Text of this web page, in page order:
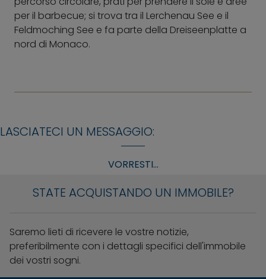
per il barbecue; si trova tra il Lerchenau See e il
Feldmoching See e fa parte della Dreiseenplatte a
nord di Monaco.
LASCIATECI UN MESSAGGIO:
VORRESTI...
STATE ACQUISTANDO UN IMMOBILE?
Saremo lieti di ricevere le vostre notizie,
preferibilmente con i dettagli specifici dell'immobile
dei vostri sogni.